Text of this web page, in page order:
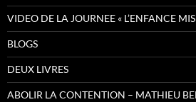
VIDEO DE LA JOURNEE « L’ENFANCE
BLOGS
DEUX LIVRES
ABOLIR LA CONTENTION – MATHIEU